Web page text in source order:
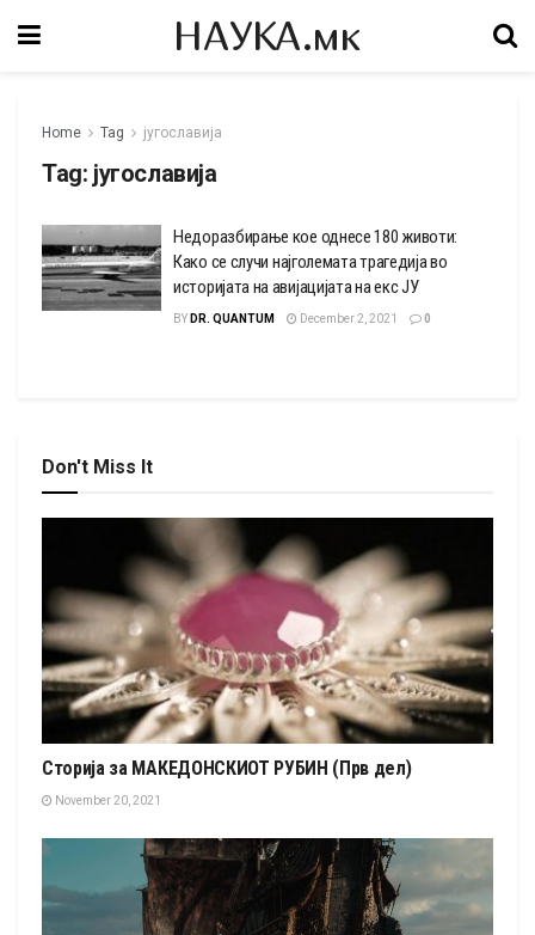
НАУКА.мк
Home Tag југославија
Tag: југославија
Недоразбирање кое однесе 180 животи:
Како се случи најголемата трагедија во
историјата на авијацијата на екс ЈУ
BY DR. QUANTUM December 2, 2021 0
Don't Miss It
Сторија за МАКЕДОНСКИОТ РУБИН (Прв дел)
November 20, 2021